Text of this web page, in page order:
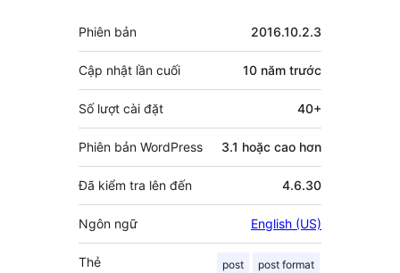
góp
Meta
Phiên bản 2016.10.2.3
Cập nhật lần cuối 10 năm trước
Số lượt cài đặt 40+
Phiên bản WordPress 3.1 hoặc cao hơn
Đã kiểm tra lên đến 4.6.30
Ngôn ngữ English (US)
Thẻ post post format